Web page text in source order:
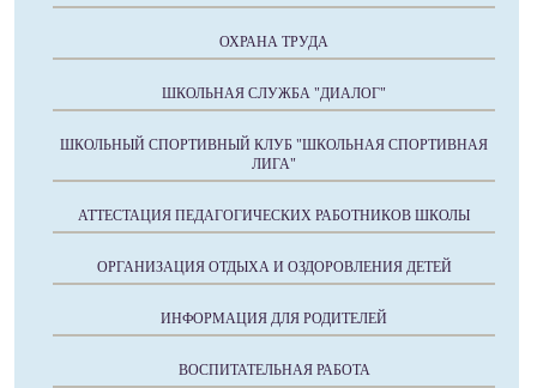
ОХРАНА ТРУДА
ШКОЛЬНАЯ СЛУЖБА "ДИАЛОГ"
ШКОЛЬНЫЙ СПОРТИВНЫЙ КЛУБ "ШКОЛЬНАЯ СПОРТИВНАЯ
ЛИГА"
АТТЕСТАЦИЯ ПЕДАГОГИЧЕСКИХ РАБОТНИКОВ ШКОЛЫ
ОРГАНИЗАЦИЯ ОТДЫХА И ОЗДОРОВЛЕНИЯ ДЕТЕЙ
ИНФОРМАЦИЯ ДЛЯ РОДИТЕЛЕЙ
ВОСПИТАТЕЛЬНАЯ РАБОТА